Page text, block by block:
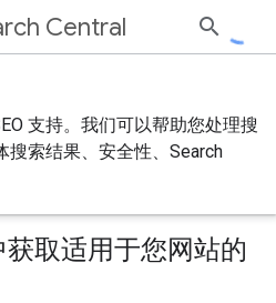
Central
支持。我们可以帮助您处理搜
搜索结果、安全性、Search
取适用于您网站的